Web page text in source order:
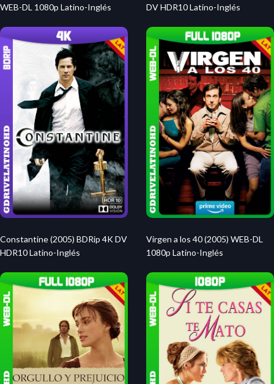
WEB-DL 1080p Latino-Inglés
DV HDR10 Latino-Inglés
Constantine (2005) BDRip 4K DV
HDR10 Latino-Inglés
Virgen a los 40 (2005) WEB-DL
1080p Latino-Inglés